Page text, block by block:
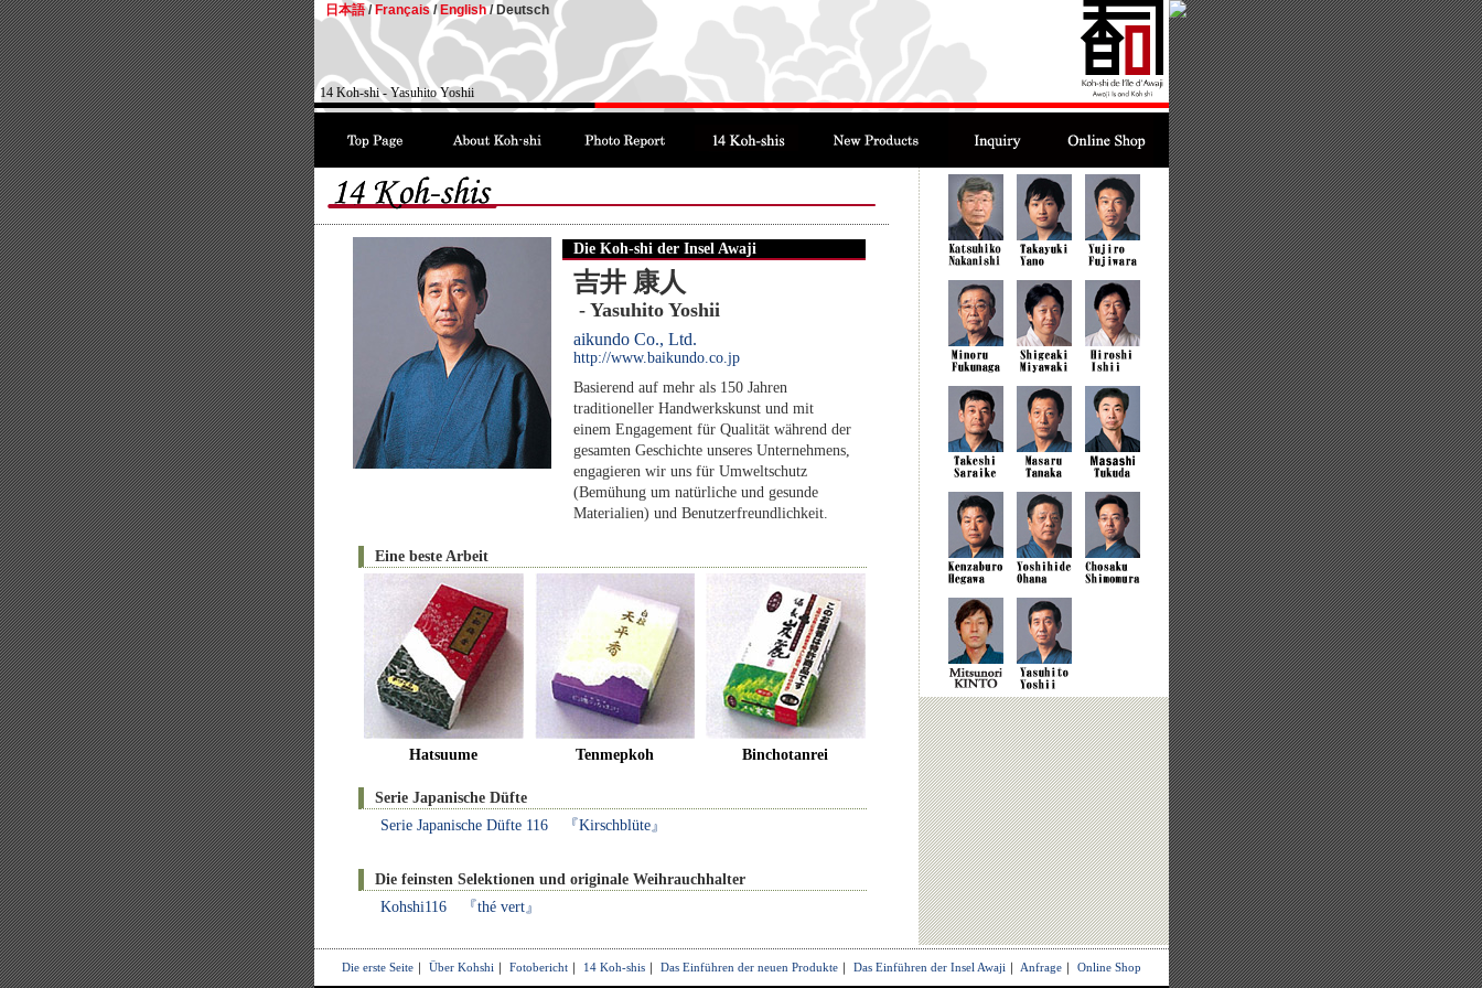
日本語/ Français/ English/Deutsch
14 Koh-shi - Yasuhito Yoshii
Die Koh-shi der Insel Awaji
吉井 康人
- Yasuhito Yoshii
aikundo Co., Ltd.
http://www.baikundo.co.jp
Basierend auf mehr als 150 Jahren
traditioneller Handwerkskunst und mit
einem Engagement für Qualität während der
gesamten Geschichte unseres Unternehmens,
engagieren wir uns für Umweltschutz
(Bemühung um natürliche und gesunde
Materialien) und Benutzerfreundlichkeit.
Eine beste Arbeit
Hatsuume Tenmepkoh Binchotanrei
Serie Japanische Düfte
Serie Japanische Düfte 116 『Kirschblüte』
Die feinsten Selektionen und originale Weihrauchhalter
Kohshi116 『thé vert』
Die erste Seite｜ Über Kohshi ｜ Fotobericht｜ 14 Koh-shis｜ Das Einführen der neuen Produkte｜ Das Einführen der Insel Awaji ｜ Anfrage｜ Online Shop